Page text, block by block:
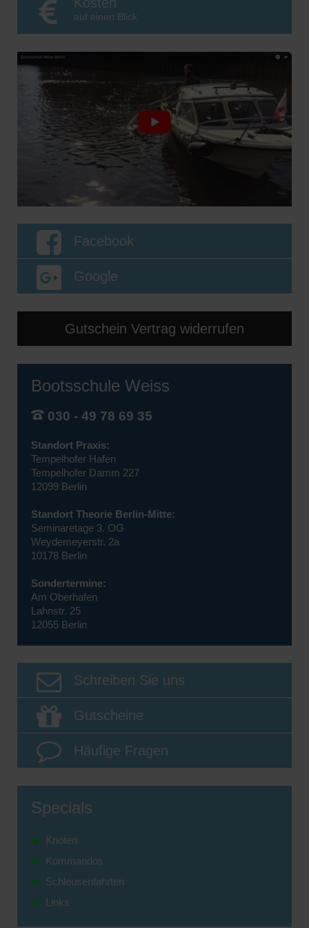
auf einen Blick
Facebook
Google
Gutschein Vertrag widerrufen
Bootsschule Weiss
030 - 49 78 69 35
Standort Praxis:
Tempelhofer Hafen
Tempelhofer Damm 227
12099 Berlin
Standort Theorie Berlin-Mitte:
Seminaretage 3. OG
Weydemeyerstr. 2a
10178 Berlin
Sondertermine:
Am Oberhafen
Lahnstr. 25
12055 Berlin
Schreiben Sie uns
Gutscheine
Häufige Fragen
Specials
Knoten
Kommandos
Schleusenfahrten
Links